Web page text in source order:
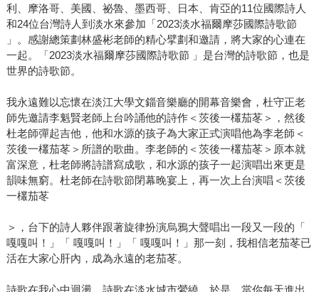
利、摩洛哥、美國、祕魯、墨西哥、日本、肯亞的11位國際詩人
和24位台灣詩人到淡水來參加「2023淡水福爾摩莎國際詩歌節
」。感謝總策劃林盛彬老師的精心擘劃和邀請，將大家的心連在
一起。「2023淡水福爾摩莎國際詩歌節 」是台灣的詩歌節，也是
世界的詩歌節。
我永遠難以忘懷在淡江大學文錙音樂廳的開幕音樂會，杜守正老
師先邀請李魁賢老師上台吟誦他的詩作＜茨後一欉茄苳＞，然後
杜老師彈起吉他，他和水源的孩子為大家正式演唱他為李老師＜
茨後一欉茄苳＞所譜的歌曲。李老師的＜茨後一欉茄苳＞原本就
富深意，杜老師將詩譜寫成歌，和水源的孩子一起演唱出來更是
韻味無窮。杜老師在詩歌節閉幕晚宴上，再一次上台演唱＜茨後
一欉茄苳
＞，台下的詩人夥伴跟著旋律扮演烏鴉大聲唱出一段又一段的「
嘎嘎叫！」「 嘎嘎叫！」「 嘎嘎叫！」那一刻，我相信老茄苳已
活在大家心肝內，成為永遠的老茄苳。
詩歌在我心中迴盪，詩歌在淡水城市縈繞。於是，當你每天進出